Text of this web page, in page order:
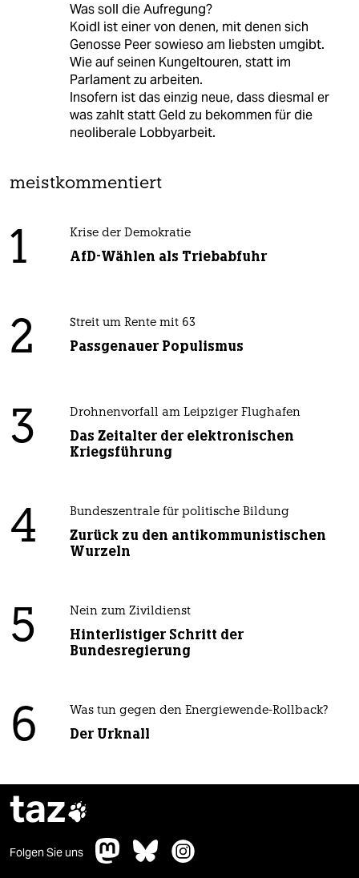
Was soll die Aufregung?
Koidl ist einer von denen, mit denen sich
Genosse Peer sowieso am liebsten umgibt.
Wie auf seinen Kungeltouren, statt im
Parlament zu arbeiten.
Insofern ist das einzig neue, dass diesmal er
was zahlt statt Geld zu bekommen für die
neoliberale Lobbyarbeit.
meistkommentiert
1 Krise der Demokratie
AfD-Wählen als Triebabfuhr
2 Streit um Rente mit 63
Passgenauer Populismus
3 Drohnenvorfall am Leipziger Flughafen
Das Zeitalter der elektronischen
Kriegsführung
4 Bundeszentrale für politische Bildung
Zurück zu den antikommunistischen
Wurzeln
5 Nein zum Zivildienst
Hinterlistiger Schritt der
Bundesregierung
6 Was tun gegen den Energiewende-Rollback?
Der Urknall
taz
Folgen Sie uns